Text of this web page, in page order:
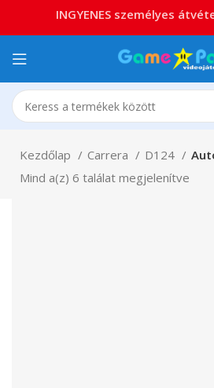
Kezdőlap Carrera D124
Mind a(z) 6 találat megjelenítve
INGYENES személyes